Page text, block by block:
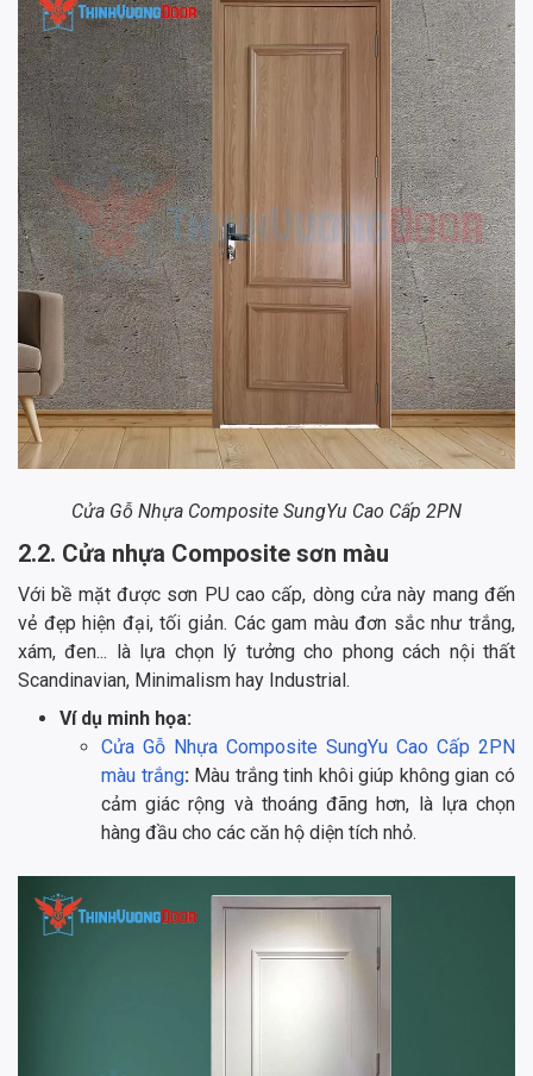
Cửa Gỗ Nhựa Composite SungYu Cao Cấp 2PN
2.2. Cửa nhựa Composite sơn màu
Với bề mặt được sơn PU cao cấp, dòng cửa này mang đến
vẻ đẹp hiện đại, tối giản. Các gam màu đơn sắc như trắng,
xám, đen... là lựa chọn lý tưởng cho phong cách nội thất
Scandinavian, Minimalism hay Industrial.
Ví dụ minh họa:
Cửa Gỗ Nhựa Composite SungYu Cao Cấp 2PN
màu trắng: Màu trắng tinh khôi giúp không gian có
cảm giác rộng và thoáng đãng hơn, là lựa chọn
hàng đầu cho các căn hộ diện tích nhỏ.